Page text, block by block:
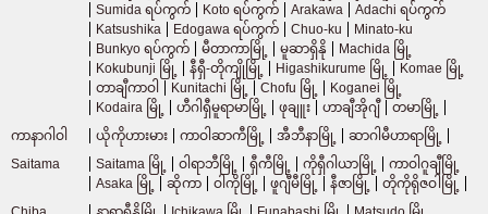
Sumida ရပ်ကွက်
Koto ရပ်ကွက် Arakawa
Adachi ရပ်ကွက်
Katsushika
Edogawa ရပ်ကွက် Chuo-ku
Minato-ku
Bunkyo ရပ်ကွက်
မီတာကာမြို့ မူဆာရှိနို
Machida မြို့
Kokubunji မြို့
နီရှီ-တိုကျိုမြို့ Higashikurume မြို့
Komae မြို့
တာချီကာဝါ
Kunitachi မြို့ Chofu မြို့
Koganei မြို့
Kodaira မြို့
ဟီဂါရှီမူရာမာမြို့ ဖုချူး ဟာချီအိုဂျီ
တမာမြို့
ကာနာဂါဝါ
ယိုကိုဟားမား ကာဝါဆာကီမြို့ အီဘီနာမြို့
ဆာဂါမီဟာရာမြို့
Saitama
Saitama မြို့ ဝါရာဘီမြို့ ရှီကီမြို့ ကိုရှီဂါယာမြို့
ကာဝါဂူချီမြို့
Asaka မြို့
ဆိုကာ ဝါကိုမြို့ ဖူဂျီမီမြို့ နီဇာမြို့
တိုကိုရိုဇဝါမြို့